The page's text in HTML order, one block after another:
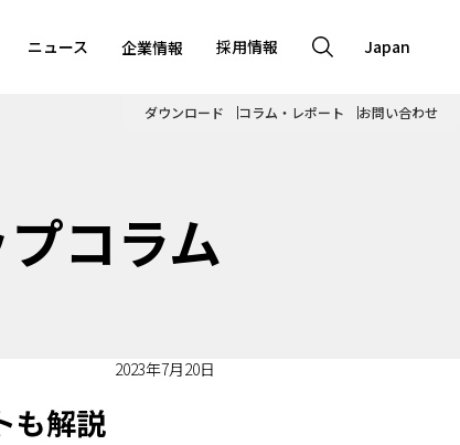
ニュース 企業情報 採用情報 Japan
ダウンロード コラム・レポート お問い合わせ
コラム
2023年7月20日
も解説